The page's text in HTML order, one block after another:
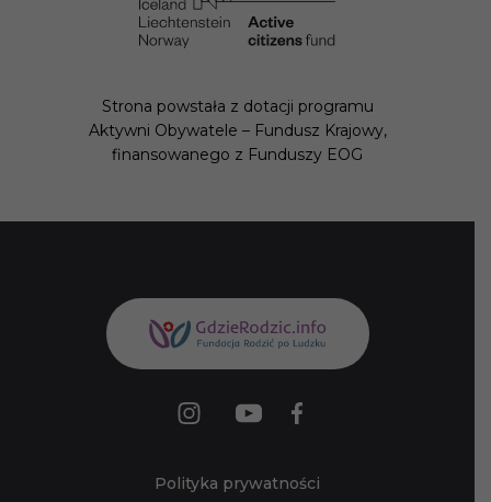
Strona powstała z dotacji programu Aktywni
finansowanego z Funduszy EOG